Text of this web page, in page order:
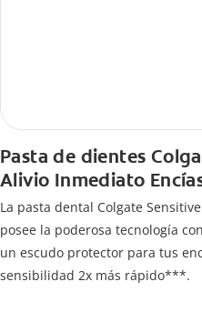
Pasta de dientes
Alivio Inmediato
La pasta dental Colgate
posee la poderosa tecnología
un escudo protector para tus
sensibilidad 2x más rápido***.